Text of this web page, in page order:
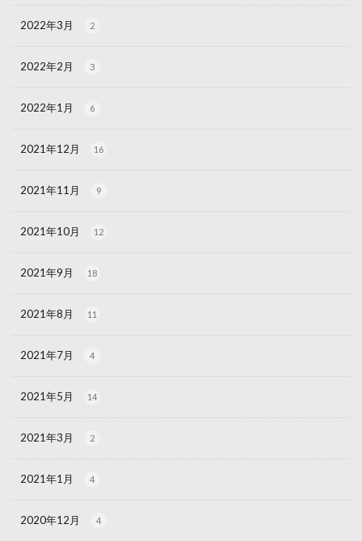
2022年3月 2
2022年2月 3
2022年1月 6
2021年12月 16
2021年11月 9
2021年10月 12
2021年9月 18
2021年8月 11
2021年7月 4
2021年5月 14
2021年3月 2
2021年1月 4
2020年12月 4